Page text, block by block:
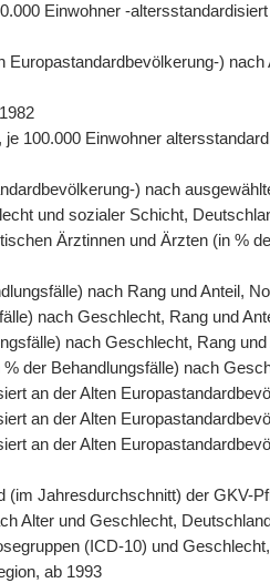
Einwohner -
)
100.000 Einwohner
) nach
und sozialer Schicht,
Ärztinnen und Ärzten (in %
nach Rang und Anteil,
nach Geschlecht, Rang und
nach Geschlecht, Rang
der Behandlungsfälle) nach
an der Alten
an der Alten
an der Alten
Jahresdurchschnitt) der GKV-
Alter und Geschlecht,
(ICD-10) und
ab 1993